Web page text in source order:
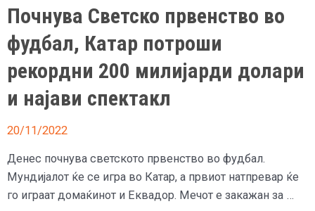
Светското
првенство
Почнува Светско првенство во
фудбал, Катар потроши
рекордни 200 милијарди долари
и најави спектакл
20/11/2022
Денес почнува светското првенство во фудбал.
Мундијалот ќе се игра во Катар, а првиот натпревар ќе
го играат домаќинот и Еквадор. Мечот е закажан за …